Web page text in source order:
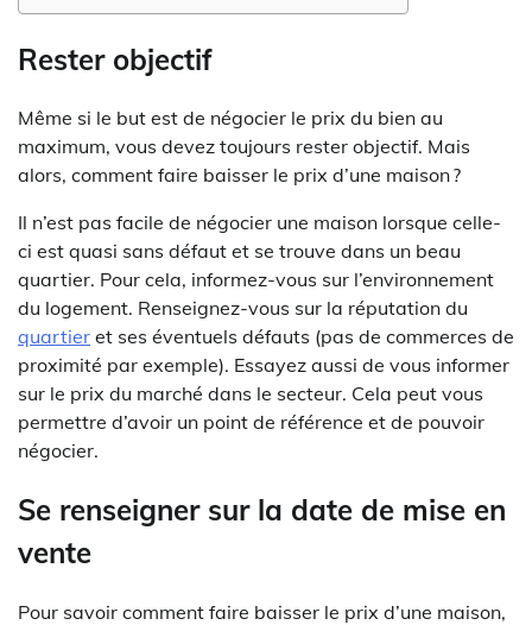
Rester objectif
Même si le but est de négocier le prix du bien au
maximum, vous devez toujours rester objectif. Mais
alors, comment faire baisser le prix d’une maison ?
Il n’est pas facile de négocier une maison lorsque celle-
ci est quasi sans défaut et se trouve dans un beau
quartier. Pour cela, informez-vous sur l’environnement
du logement. Renseignez-vous sur la réputation du
quartier et ses éventuels défauts (pas de commerces de
proximité par exemple). Essayez aussi de vous informer
sur le prix du marché dans le secteur. Cela peut vous
permettre d’avoir un point de référence et de pouvoir
négocier.
Se renseigner sur la date de mise en
vente
Pour savoir comment faire baisser le prix d’une maison,